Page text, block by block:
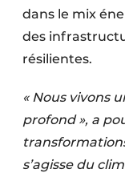
dans le mix
des
résilientes.
« Nous vivons
profond », a
s’agisse du